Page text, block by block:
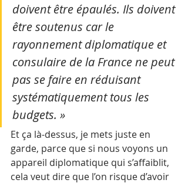
doivent être épaulés. Ils doivent
être soutenus car le
rayonnement diplomatique et
consulaire de la France ne peut
pas se faire en réduisant
systématiquement tous les
budgets. »
Et ça là-dessus, je mets juste en
garde, parce que si nous voyons un
appareil diplomatique qui s’affaiblit,
cela veut dire que l’on risque d’avoir